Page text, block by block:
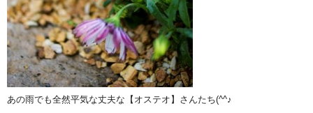
あの雨でも全然平気な丈夫な【オステオ】さんたち(^^♪